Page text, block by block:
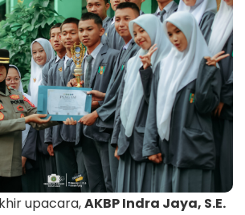
upacara,AKBP Indra Jaya, S.E.